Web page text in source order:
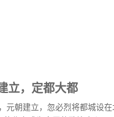
立，定都大都
元朝建立，忽必烈将都城设